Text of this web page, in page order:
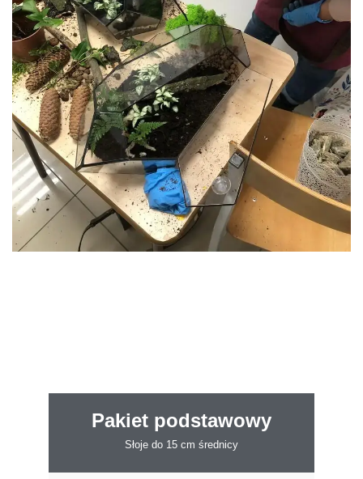
Pakiet podstawowy
Słoje do 15 cm średnicy